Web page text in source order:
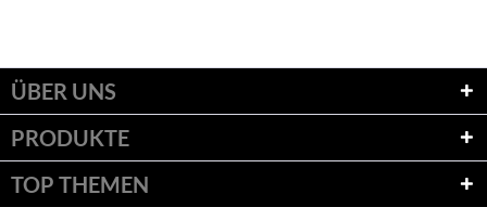
ÜBER UNS
PRODUKTE
TOP THEMEN